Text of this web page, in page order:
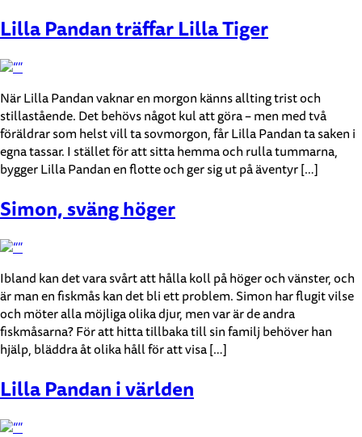
Lilla Pandan träffar Lilla Tiger
När Lilla Pandan vaknar en morgon känns allting trist och
stillastående. Det behövs något kul att göra – men med två
föräldrar som helst vill ta sovmorgon, får Lilla Pandan ta saken i
egna tassar. I stället för att sitta hemma och rulla tummarna,
bygger Lilla Pandan en flotte och ger sig ut på äventyr […]
Simon, sväng höger
Ibland kan det vara svårt att hålla koll på höger och vänster, och
är man en fiskmås kan det bli ett problem. Simon har flugit vilse
och möter alla möjliga olika djur, men var är de andra
fiskmåsarna? För att hitta tillbaka till sin familj behöver han
hjälp, bläddra åt olika håll för att visa […]
Lilla Pandan i världen